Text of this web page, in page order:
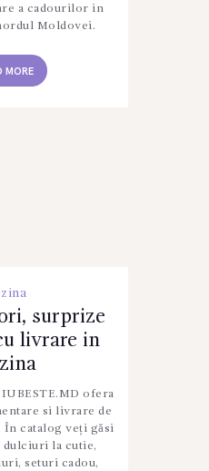
a cadourilor in
Moldovei.
MORE
surprize
livrare in
ofera
si livrare de
catalog veți găsi
dulciuri la cutie,
seturi cadou,